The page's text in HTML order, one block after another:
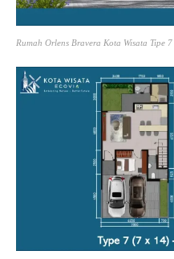
Rumah Orlens Bravera Kota Wisata Tipe 7